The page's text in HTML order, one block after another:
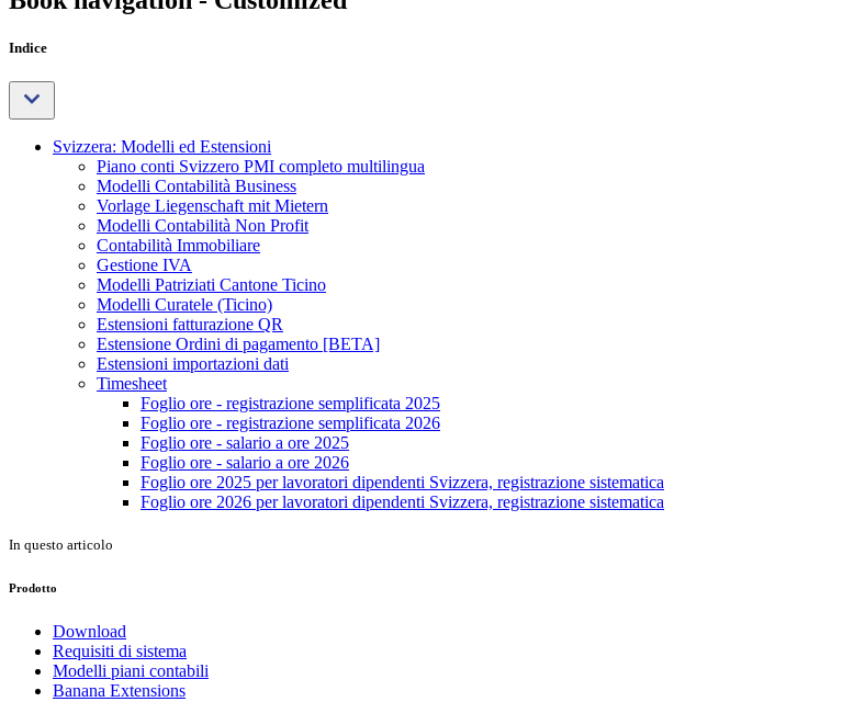
Indice
Svizzera: Modelli ed Estensioni
Piano conti Svizzero PMI completo multilingua
Modelli Contabilità Business
Vorlage Liegenschaft mit Mietern
Modelli Contabilità Non Profit
Contabilità Immobiliare
Gestione IVA
Modelli Patriziati Cantone Ticino
Modelli Curatele (Ticino)
Estensioni fatturazione QR
Estensione Ordini di pagamento [BETA]
Estensioni importazioni dati
Timesheet
Foglio ore - registrazione semplificata 2025
Foglio ore - registrazione semplificata 2026
Foglio ore - salario a ore 2025
Foglio ore - salario a ore 2026
Foglio ore 2025 per lavoratori dipendenti Svizzera, registrazione sistematica
Foglio ore 2026 per lavoratori dipendenti Svizzera, registrazione sistematica
In questo articolo
Prodotto
Download
Requisiti di sistema
Modelli piani contabili
Banana Extensions